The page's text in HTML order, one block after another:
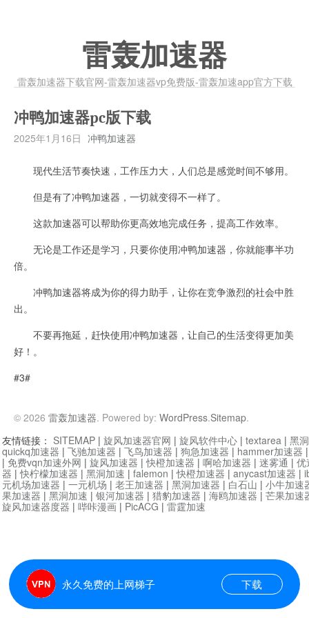
雷轰加速器
雷轰加速器下载官网-雷轰加速器vp免费版-雷轰加速app官方下载
冲鸭加速器pc版下载
2025年1月16日 冲鸭加速器
现代生活节奏快速，工作压力大，人们总是感觉时间不够用。
但是有了冲鸭加速器，一切就变得不一样了。
这款加速器可以帮助你更高效地完成任务，提高工作效率。
无论是工作还是学习，只要你使用冲鸭加速器，你就能事半功
倍。
冲鸭加速器将成为你的得力助手，让你在竞争激烈的社会中胜
出。
不要再拖延，赶快使用冲鸭加速器，让自己的生活变得更加美
好！。
#3#
© 2026 雷轰加速器. Powered by: WordPress.Sitemap.
永久免费的上网梯子 下载
友情链接： SITEMAP | 旋风加速器官网 | 旋风软件中心 | textarea | 黑
quickq加速器 | 飞驰加速器 | 飞鸟加速器 | 狗急加速器 | hammer加速器
| 免费vqn加速外网 | 旋风加速器 |快橙加速器 | 啊哈加速器 | 迷雾通 | 优
器 |快柠檬加速器 | 黑洞加速 | falemon |快橙加速器 | anycast加速器 |
元机场加速器 | 一元机场 | 老王加速器 | 黑洞加速器 | 白石山 | 小牛加速
果加速器 | 黑洞加速 | 银河加速器 | 猎豹加速器 | 海鸥加速器 | 芒果加速
旋风加速器度器 | 哔咔漫画 | PicACG | 雷霆加速